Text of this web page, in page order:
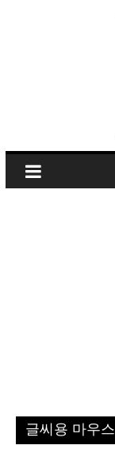
글씨용 마우스